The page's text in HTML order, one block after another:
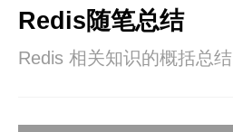
Redis随笔总结
Redis 相关知识的概括总结